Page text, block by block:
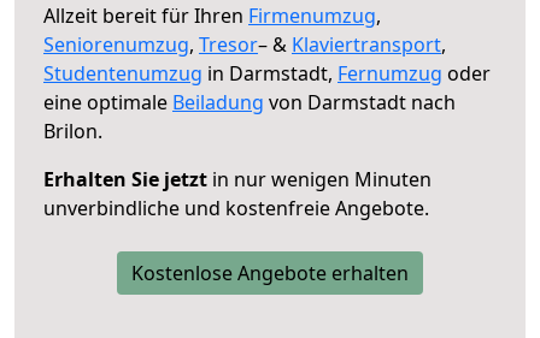
Allzeit bereit für Ihren Firmenumzug,
Seniorenumzug, Tresor– & Klaviertransport,
Studentenumzug in Darmstadt, Fernumzug oder
eine optimale Beiladung von Darmstadt nach
Brilon.
Erhalten Sie jetzt in nur wenigen Minuten
unverbindliche und kostenfreie Angebote.
Kostenlose Angebote erhalten